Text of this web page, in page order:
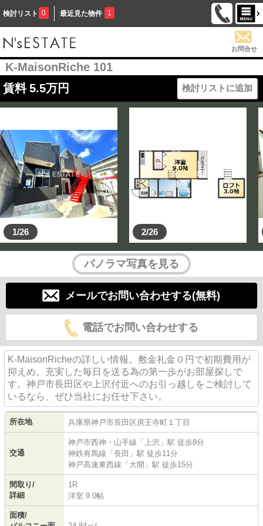
検討リスト 0 最近見た物件 1
お問合せ
K-MaisonRiche 101
賃料 5.5万円 検討リストに追加
1/26 2/26
パノラマ写真を見る
メールでお問い合わせする(無料)
電話でお問い合わせする
K-MaisonRicheの詳しい情報。敷金礼金０円で初期費用が
抑えめ。充実した毎日を送る為の第一歩がお部屋探しで
す。神戸市長田区や上沢付近へのお引っ越しをご検討して
いるなら、ぜひ当社にお任せ下さい。
所在地 兵庫県神戸市長田区 房王寺町 １丁目
交通
神戸市西神・山手線 「 上沢 」駅 徒歩8分
神鉄有馬線 「 長田 」駅 徒歩11分
神戸高速東西線 「 大開 」駅 徒歩15分
間取り/
詳細
1R
洋室 9.0帖
面積/